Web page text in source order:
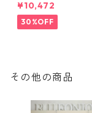
80311 beatrice
¥10,472
30%OFF
その他の商品